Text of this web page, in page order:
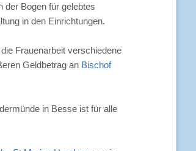
der Bogen für gelebtes
in den Einrichtungen.
Frauenarbeit verschiedene
Geldbetrag an Bischof
in Besse ist für alle